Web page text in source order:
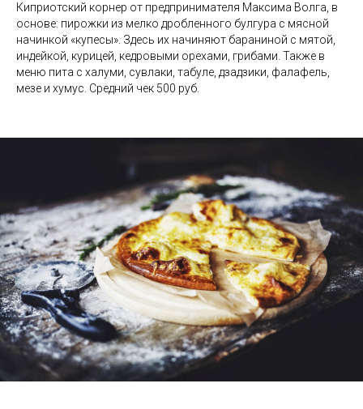
Киприотский корнер от предпринимателя Максима Волга, в
основе: пирожки из мелко дробленного булгура с мясной
начинкой «купесы». Здесь их начиняют бараниной с мятой,
индейкой, курицей, кедровыми орехами, грибами. Также в
меню пита с халуми, сувлаки, табуле, дзадзики, фалафель,
мезе и хумус. Средний чек 500 руб.